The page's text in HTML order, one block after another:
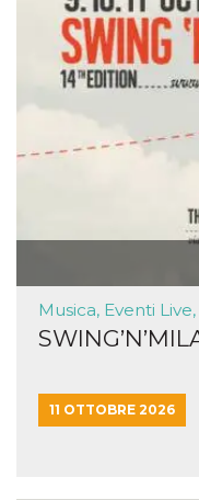
Musica, Eventi
11 OTTOBRE 2026